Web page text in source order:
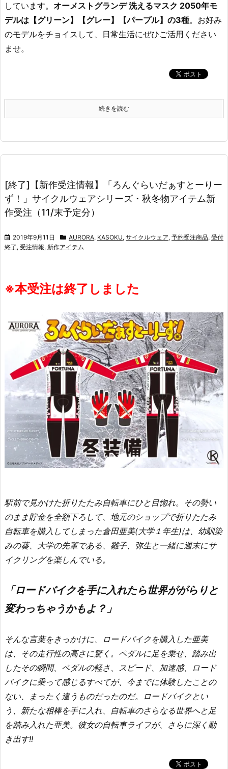
しています。 オーメストグランデ 洗えるマスク 2050年モ
デルは【グリーン】【グレー】【パープル】の3種。お好み
のモデルをチョイスして、日常生活にぜひご活用ください
ませ。
続きを読む
[終了]【新作受注情報】「ろんぐらいだぁすとーりー
ず！」サイクルウェアシリーズ・秋冬物アイテム新
作受注（11/末予定分）
2019年9月11日 AURORA, KASOKU, サイクルウェア, 予約受注商品, 受付
終了 , 受注情報, 新作アイテム
※本受注は終了しました
駅前で見かけた折りたたみ自転車にひと目惚れ。その勢い
のまま貯金を全額下ろして、地元のショップで折りたたみ
自転車を購入してしまった倉田亜美(大学１年生)は、幼馴染
みの葵、大学の先輩である、雛子、弥生と一緒に週末にサ
イクリングを楽しんでいる。
「ロードバイクを手に入れたら世界ががらりと
変わっちゃうかもよ？」
そんな言葉をきっかけに、ロードバイクを購入した亜美
は、その走行性の高さに驚く。ペダルに足を乗せ、踏み出
したその瞬間、ペダルの軽さ、スピード、加速感、ロード
バイクに乗って感じるすべてが、今までに体験したことの
ない、まったく違うものだったのだ。ロードバイクとい
う、新たな相棒を手に入れ、自転車のさらなる世界へと足
を踏み入れた亜美。彼女の自転車ライフが、さらに深く動
き出す!!